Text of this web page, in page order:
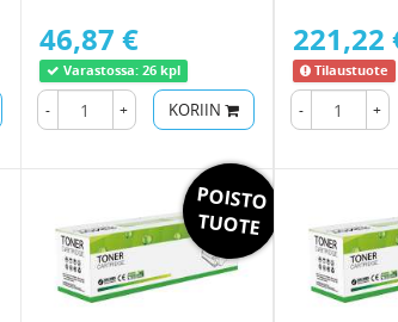
46,87 €
Varastossa: 26 kpl
- + KORIIN
221,22
Tilaustuote
- +
POISTO
TUOTE